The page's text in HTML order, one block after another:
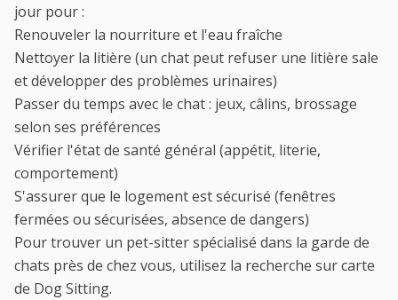
jour pour :
Renouveler la nourriture et l'eau fraîche
Nettoyer la litière (un chat peut refuser une litière sale
et développer des problèmes urinaires)
Passer du temps avec le chat : jeux, câlins, brossage
selon ses préférences
Vérifier l'état de santé général (appétit, literie,
comportement)
S'assurer que le logement est sécurisé (fenêtres
fermées ou sécurisées, absence de dangers)
Pour trouver un pet-sitterspécialisé dans la garde de
chats près de chez vous, utilisez la recherche sur carte
de Dog Sitting.